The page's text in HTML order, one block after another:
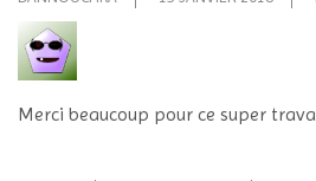
Merci beaucoup pour ce super